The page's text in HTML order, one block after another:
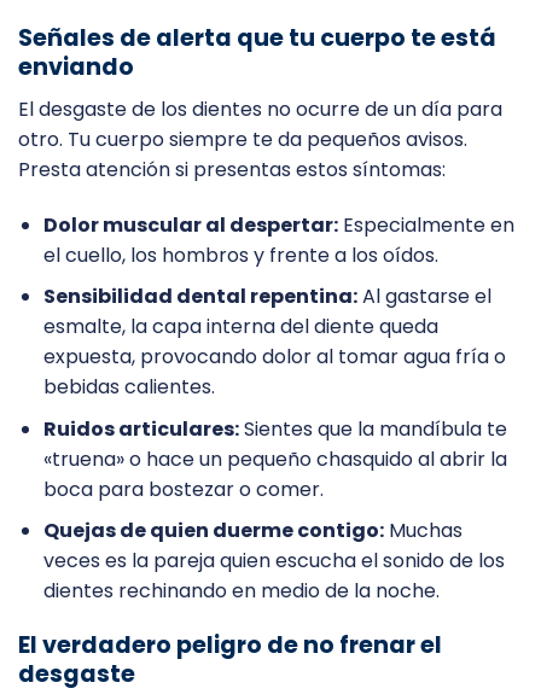
Señales de alerta que tu cuerpo te está
enviando
El desgaste de los dientes no ocurre de un día para
otro. Tu cuerpo siempre te da pequeños avisos.
Presta atención si presentas estos síntomas:
Dolor muscular al despertar:Especialmente en
el cuello, los hombros y frente a los oídos.
Sensibilidad dental repentina:Al gastarse el
esmalte, la capa interna del diente queda
expuesta, provocando dolor al tomar agua fría o
bebidas calientes.
Ruidos articulares:Sientes que la mandíbula te
«truena» o hace un pequeño chasquido al abrir la
boca para bostezar o comer.
Quejas de quien duerme contigo:Muchas
veces es la pareja quien escucha el sonido de los
dientes rechinando en medio de la noche.
El verdadero peligro de no frenar el
desgaste